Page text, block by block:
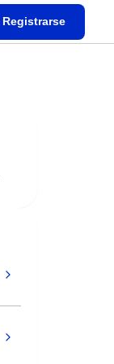
Registrarse